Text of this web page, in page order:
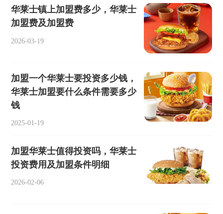
华莱士镇上加盟费多少，华莱士
加盟费及加盟费
2026-03-19
加盟一个华莱士要投资多少钱，
华莱士加盟要什么条件需要多少
钱
2025-01-19
加盟华莱士值得投资吗，华莱士
投资费用及加盟条件明细
2026-02-06